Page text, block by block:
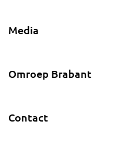
Media
Omroep Brabant
Contact